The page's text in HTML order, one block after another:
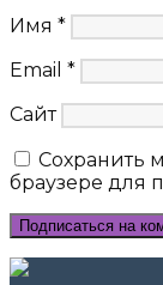
Имя *
Email *
Сайт
Сохранить
браузере для